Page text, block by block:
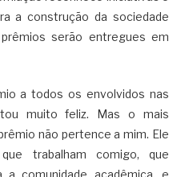
a construção da sociedade
serão entregues em
a todos os envolvidos nas
muito feliz. Mas o mais
não pertence a mim. Ele
trabalham comigo, que
comunidade acadêmica, e